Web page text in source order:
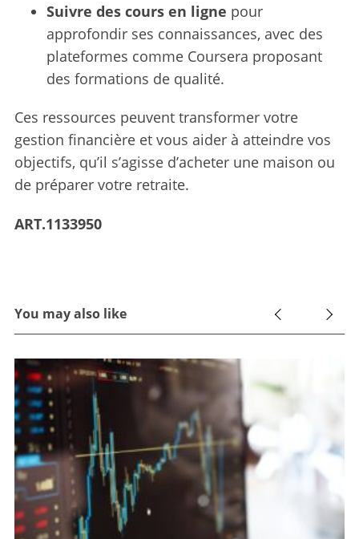
Suivre des cours en ligne pour
approfondir ses connaissances, avec des
plateformes comme Coursera proposant
des formations de qualité.
Ces ressources peuvent transformer votre
gestion financière et vous aider à atteindre vos
objectifs, qu’il s’agisse d’acheter une maison ou
de préparer votre retraite.
ART.1133950
You may also like